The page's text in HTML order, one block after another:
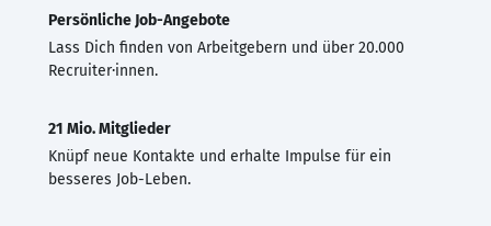
Persönliche Job-Angebote
Lass Dich finden von Arbeitgebern und über 20.000
Recruiter·innen.
21 Mio. Mitglieder
Knüpf neue Kontakte und erhalte Impulse für ein
besseres Job-Leben.